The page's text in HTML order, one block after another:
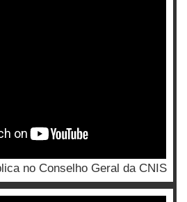
no Conselho Geral da CNIS